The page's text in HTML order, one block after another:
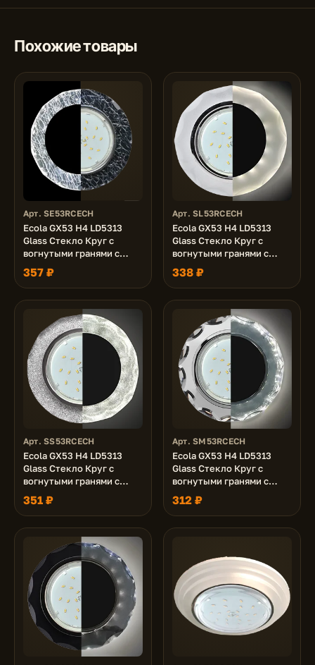
Похожие товары
Арт. SE53RCECH
Ecola GX53 H4 LD5313
Glass Стекло Круг с
вогнутыми гранями с
подсветкой хром -
колотый лед на черном
38x126 (к+)
357 ₽
Арт. SL53RCECH
Ecola GX53 H4 LD5313
Glass Стекло Круг с
вогнутыми гранями с
подсветкой хром -
матовый 38x126 (к+)
338 ₽
Арт. SS53RCECH
Ecola GX53 H4 LD5313
Glass Стекло Круг с
вогнутыми гранями с
подсветкой хром -
серебряный блеск 38x126
(к+)
351 ₽
Арт. SM53RCECH
Ecola GX53 H4 LD5313
Glass Стекло Круг с
вогнутыми гранями с
подсветкой хром - хром
(зеркальный) 38x126 (к+)
312 ₽